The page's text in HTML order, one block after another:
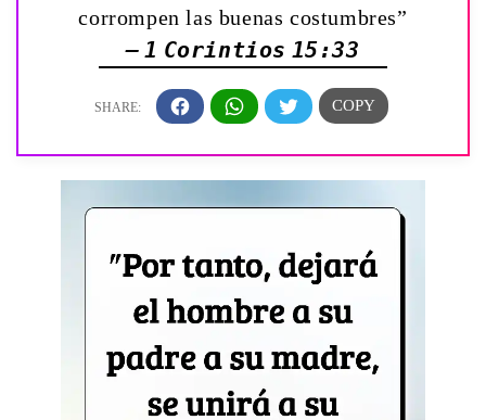
corrompen las buenas costumbres”
— 1 Corintios 15:33